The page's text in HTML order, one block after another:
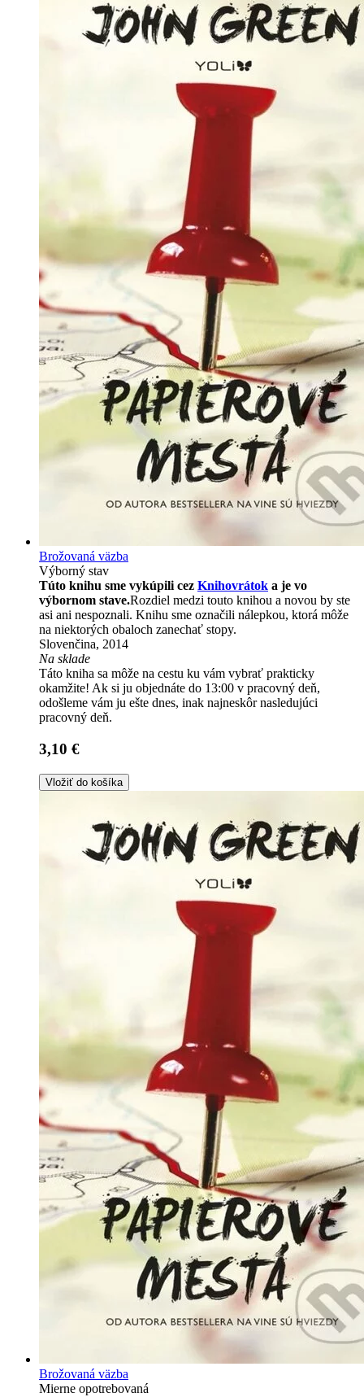
Brožovaná väzba
Výborný stav
Túto knihu sme vykúpili cez Knihovrátok a je vo
výbornom stave.Rozdiel medzi touto knihou a novou by ste
asi ani nespoznali. Knihu sme označili nálepkou, ktorá môže
na niektorých obaloch zanechať stopy.
Slovenčina, 2014
Na sklade
Táto kniha sa môže na cestu ku vám vybrať prakticky
okamžite! Ak si ju objednáte do 13:00 v pracovný deň,
odošleme vám ju ešte dnes, inak najneskôr nasledujúci
pracovný deň.
3,10 €
Vložiť do košíka
Brožovaná väzba
Mierne opotrebovaná